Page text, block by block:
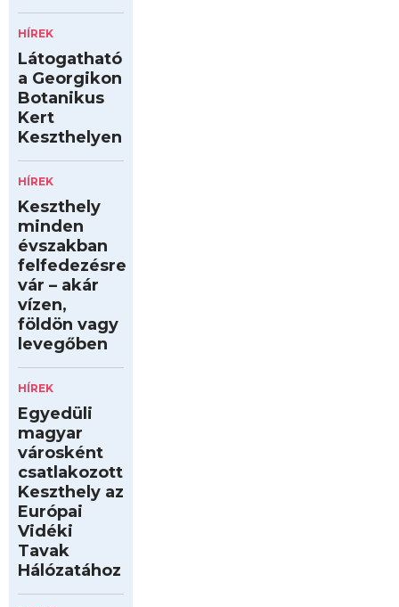
HÍREK
Látogatható
a Georgikon
Botanikus
Kert
Keszthelyen
HÍREK
Keszthely
minden
évszakban
felfedezésre
vár – akár
vízen,
földön vagy
levegőben
HÍREK
Egyedüli
magyar
városként
csatlakozott
Keszthely az
Európai
Vidéki
Tavak
Hálózatához